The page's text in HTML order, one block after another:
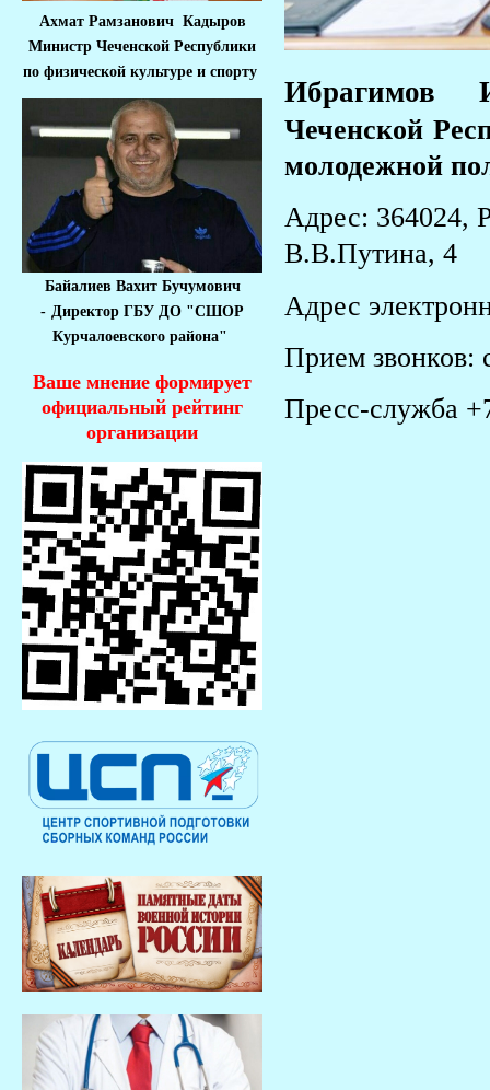
Ахмат Рамзанович Кадыров
Министр Чеченской Республики
по физической культуре и спорту
Байалиев Вахит Бучумович
- Директор ГБУ ДО "СШОР
Курчалоевского района"
Ваше мнение формирует
официальный рейтинг
организации
Чеченской
молодежной
Адрес: 364024,
В.В.Путина, 4
Адрес
Прием звонков:
Пресс-служба